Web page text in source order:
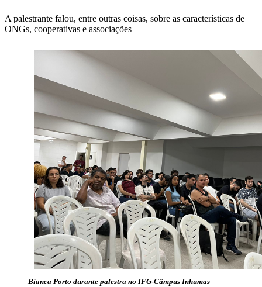
A palestrante falou, entre outras coisas, sobre as características de
ONGs, cooperativas e associações
Bianca Porto durante palestra no IFG-Câmpus Inhumas